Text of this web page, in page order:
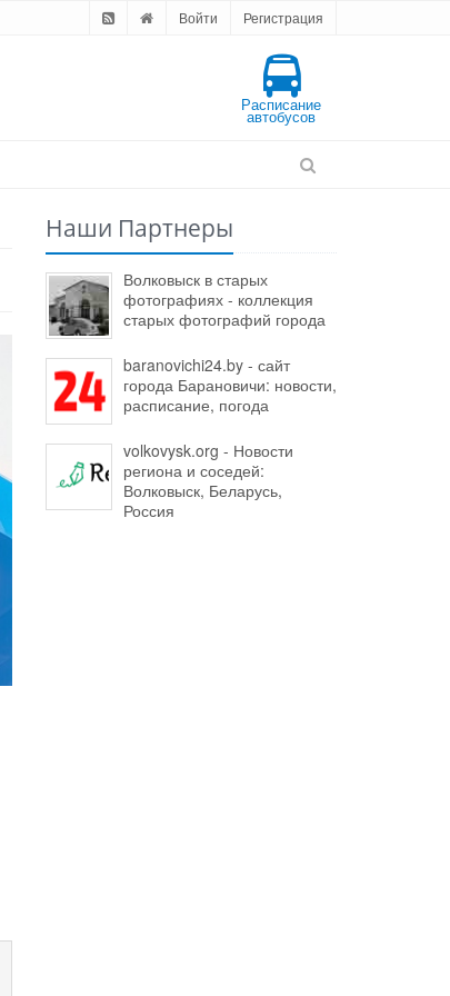
Войти Регистрация
Расписание
автобусов
Наши Партнеры
Волковыск в старых
фотографиях - коллекция
старых фотографий города
baranovichi24.by - сайт
города Барановичи: новости,
расписание, погода
volkovysk.org - Новости
региона и соседей:
Волковыск, Беларусь,
Россия